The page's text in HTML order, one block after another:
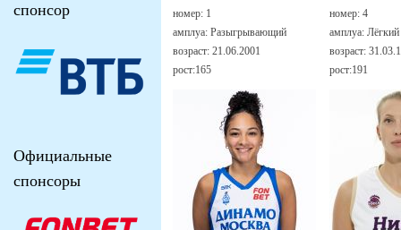
номер: 1
амплуа: Разыгрывающий
возраст: 21.06.2001
рост:165
номер: 4
амплуа:
возраст:
рост:191
спонсор
Официальные
спонсоры